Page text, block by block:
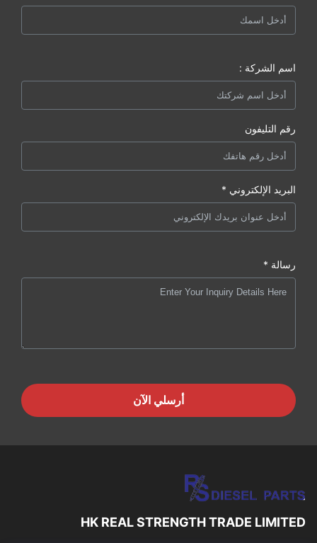
اسم الشركة :
رقم التليفون
البريد الإلكتروني *
رسالة *
أرسلي الآن
HK REAL STRENGTH TRADE LIMITED